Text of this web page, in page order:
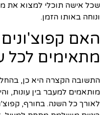
שכל אישה תוכלי למצוא את
ונוחה באותו הזמן.
האם קפוצ'ונים
מתאימים לכל
התשובה הקצרה היא כן,
מותאמים למעבר בין עונות,
לאורך כל השנה. בחורף,